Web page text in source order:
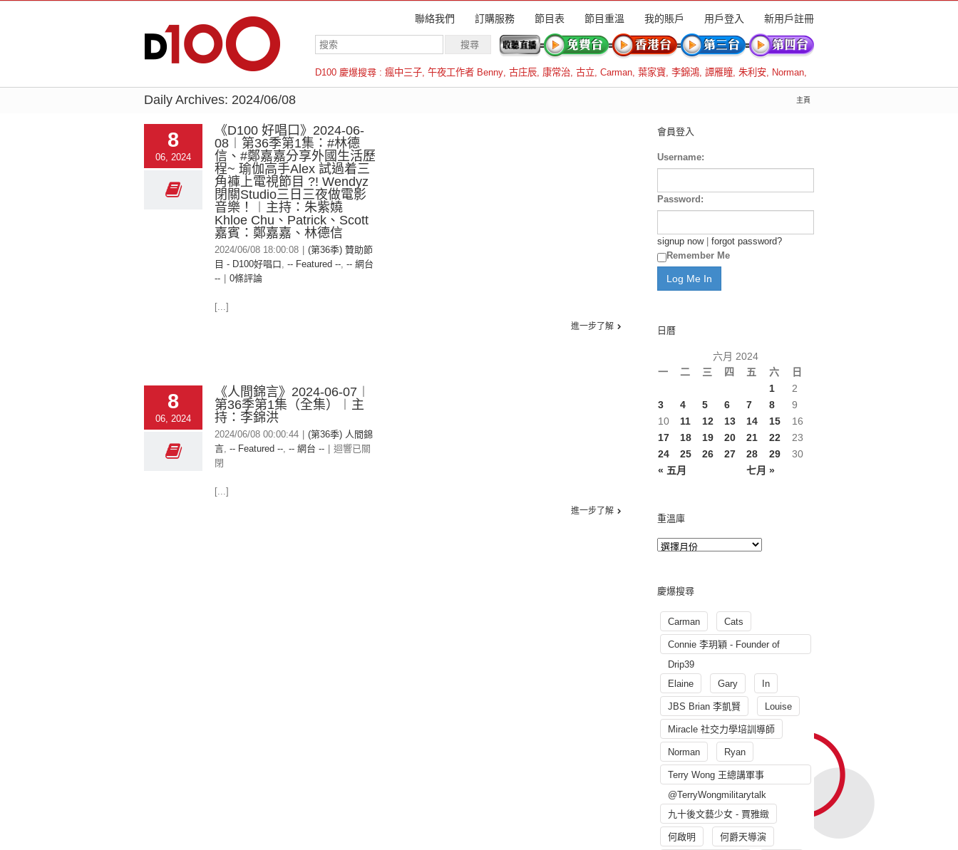
聯絡我們 訂購服務 節目表 節目重溫 我的賬戶 用戶登入 新用戶註冊
D100 慶爆搜尋 : 瘋中三子, 午夜工作者 Benny, 古庄辰, 康常治, 古立, Carman, 葉家寶, 李錦鴻, 譚雁瞳, 朱利安, Norman,
羅倫斯
Daily Archives: 2024/06/08 主頁
8
06, 2024
《D100 好唱口》2024-06-
08︱第36季第1集：#林德
信、#鄭嘉嘉分享外國生活歷
程~ 瑜伽高手Alex 試過着三
角褲上電視節目 ?! Wendyz
閉關Studio三日三夜做電影
音樂！︱主持：朱紫嬈
Khloe Chu、Patrick、Scott
嘉賓：鄭嘉嘉、林德信
2024/06/08 18:00:08
(第36季) 贊助節
目 - D100好唱口, -- Featured --, -- 網台
--
0條評論
[...]
進一步了解
8
06, 2024
《人間錦言》2024-06-07︱
第36季第1集（全集）︱主
持：李錦洪
2024/06/08 00:00:44
(第36季) 人間錦
言, -- Featured --, -- 網台 --
迴響已關
閉
[...]
進一步了解
會員登入
Username:
Password:
signup now| forgot password?
Remember Me
日曆
六月 2024
一
二 三 四 五 六 日
« 五月 七月 »
1
2
3
4 5 6 7 8
9
10
11 12 13 14 15
16
17
18 19 20 21 22
23
24
25 26 27 28 29 30
重溫庫
慶爆搜尋
Carman Cats
Connie 李玥穎 - Founder of
Drip39
Elaine
Gary In
JBS Brian 李凱賢 Louise
Miracle 社交力學培訓導師
Norman Ryan
Terry Wong 王總講軍事
@TerryWongmilitarytalk
九十後文藝少女 - 賈雅緻
何啟明 何爵天導演